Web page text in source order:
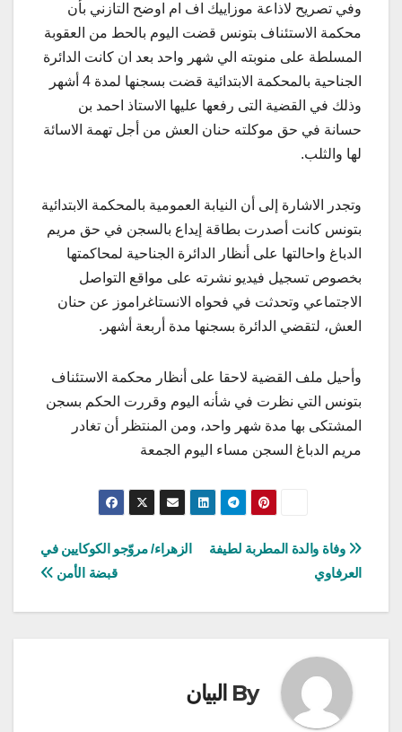
وفي تصريح لاذاعة موزاييك اف ام اوضح التازني بأن
محكمة الاستئناف بتونس قضت اليوم بالحط من العقوبة
المسلطة على منوبته الي شهر واحد بعد ان كانت الدائرة
الجناحية بالمحكمة الابتدائية قضت بسجنها لمدة 4 أشهر
وذلك في القضية التى رفعها عليها الاستاذ احمد بن
حسانة في حق موكلته حنان العش من أجل تهمة الاسائة
لها والثلب.
وتجدر الاشارة إلى أن النيابة العمومية بالمحكمة الابتدائية
بتونس كانت أصدرت بطاقة إيداع بالسجن في حق مريم
الدباغ واحالتها على أنظار الدائرة الجناحية لمحاكمتها
بخصوص تسجيل فيديو نشرته على مواقع التواصل
الاجتماعي وتحدثت في فحواه الانستاغراموز عن حنان
العش، لتقضي الدائرة بسجنها مدة أربعة أشهر.
وأحيل ملف القضية لاحقا على أنظار محكمة الاستئناف
بتونس التي نظرت في شأنه اليوم وقررت الحكم بسجن
المشتكى بها مدة شهر واحد، ومن المنتظر أن تغادر
مريم الدباغ السجن مساء اليوم الجمعة
تصفّح
المقالات
الزهراء/ مروّجو الكوكايين في
قبضة الأمن
وفاة والدة المطربة لطيفة
العرفاوي
By البيان